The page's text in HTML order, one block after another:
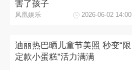
害了孩子
凤凰娱乐 2026-06-02 14:00
迪丽热巴晒儿童节美照 秒变“限
定款小蛋糕”活力满满